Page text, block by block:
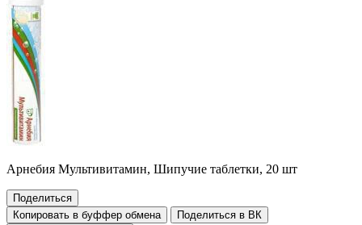
Арнебия Мультивитамин, Шипучие таблетки, 20 шт
Поделиться
Копировать в буффер обмена
Поделиться в ВК